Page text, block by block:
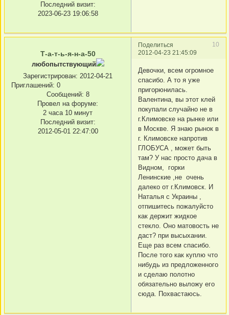
Последний визит:
2023-06-23 19:06:58
Поделиться
10
2012-04-23 21:45:09
Т-а-т-ь-я-н-а-50
любопытствующий
Зарегистрирован: 2012-04-21
Приглашений: 0
Сообщений: 8
Провел на форуме:
2 часа 10 минут
Последний визит:
2012-05-01 22:47:00
Девочки, всем огромное
спасибо. А то я уже
пригорюнилась.
Валентина, вы этот клей
покупали случайно не в
г.Климовске на рынке или
в Москве. Я знаю рынок в
г. Климовске напротив
ГЛОБУСА , может быть
там? У нас просто дача в
Видном, горки
Ленинские ,не очень
далеко от г.Климовск. И
Наталья с Украины ,
отпишитесь пожалуйсто
как держит жидкое
стекло. Оно матовость не
даст? при высыхании.
Еще раз всем спасибо.
После того как куплю что
нибудь из предложенного
и сделаю полотно
обязательно выложу его
сюда. Похвастаюсь.